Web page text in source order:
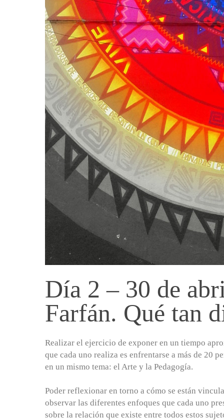
Día 2 – 30 de
Farfán. Qué tan
Realizar el ejercicio de exponer en un tiempo
que cada uno realiza es enfrentarse a más de 20
en un mismo tema: el Arte y la Pedagogía.
Poder reflexionar en torno a cómo se están
observar las diferentes enfoques que cada uno
sobre la relación que existe entre todos estos